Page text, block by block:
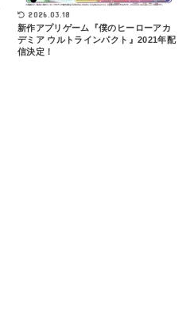
2026.03.18
新作アプリゲーム『僕のヒーローアカ
デミア ウルトラインパクト』2021年配
信決定！